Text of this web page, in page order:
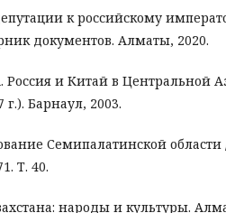
к российскому
документов. Алматы, 2020.
Россия и Китай в Центральной
г.). Барнаул, 2003.
Семипалатинской области
Т. 40.
народы и культуры.